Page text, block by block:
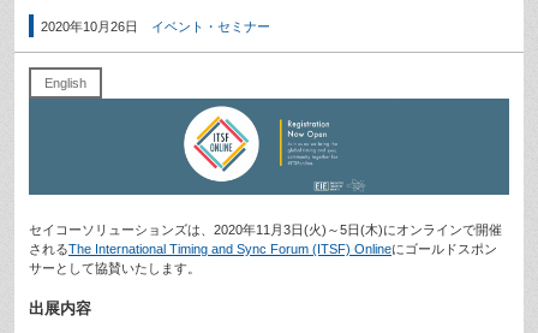
2020年10月26日 イベント・セミナー
English
セイコーソリューションズは、2020年11月3日(火)～5日(木)にオンラインで開催
されるThe International Timing and Sync Forum (ITSF) Onlineにゴールドスポン
サーとして協賛いたします。
出展内容